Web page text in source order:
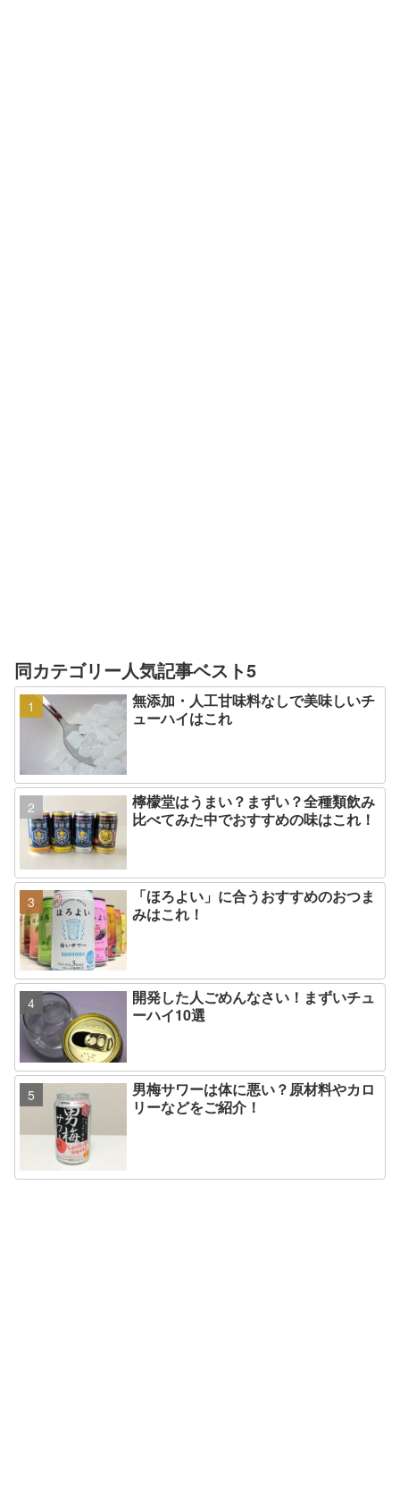
同カテゴリー人気記事ベスト5
無添加・人工甘味料なしで美味しいチ
ューハイはこれ
檸檬堂はうまい？まずい？全種類飲み
比べてみた中でおすすめの味はこれ！
「ほろよい」に合うおすすめのおつま
みはこれ！
開発した人ごめんなさい！まずいチュ
ーハイ10選
男梅サワーは体に悪い？原材料やカロ
リーなどをご紹介！